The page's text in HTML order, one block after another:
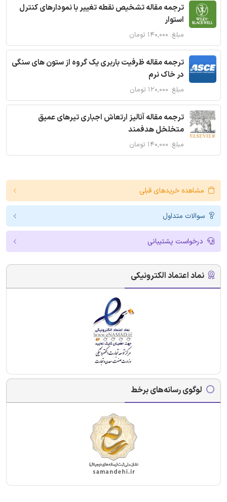
ترجمه مقاله تشخیص نقطه تغییر با نمودارهای کنترل
استوار
مبلغ: ۱۴۰,۰۰۰ تومان
ترجمه مقاله ظرفیت باربری یک گروه از ستون های سنگی
در خاک نرم
مبلغ: ۱۲۰,۰۰۰ تومان
ترجمه مقاله آنالیز ارتعاش اجباری تیرهای عمیق
متخلخل هدفمند
مبلغ: ۱۴۰,۰۰۰ تومان
مشاهده خریدهای قبلی
سوالات متداول
درخواست پشتیبانی
نماد اعتماد الکترونیکی
لوگوی رسانه‌های برخط